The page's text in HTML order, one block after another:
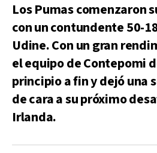
Los Pumas comenzaron
con un contundente 50-
Udine. Con un gran
el equipo de Contepomi
principio a fin y dejó una
de cara a su próximo
Irlanda.